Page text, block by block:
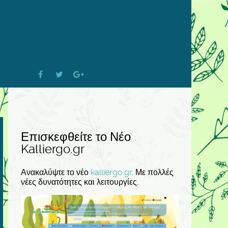
Επισκεφθείτε το Νέο
Kalliergo.gr
Ανακαλύψτε το νέο kalliergo.gr. Με πολλές
νέες δυνατότητες και λειτουργίες.